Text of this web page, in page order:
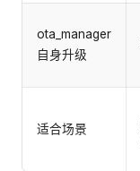
ota_manager
自身升级
适合场景